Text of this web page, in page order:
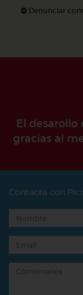
Denunciar
El desarollo
gracias al
Contacta con